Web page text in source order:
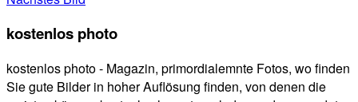
kostenlos photo
kostenlos photo - Magazin, primordialemnte Fotos, wo finden
Sie gute Bilder in hoher Auflösung finden, von denen die